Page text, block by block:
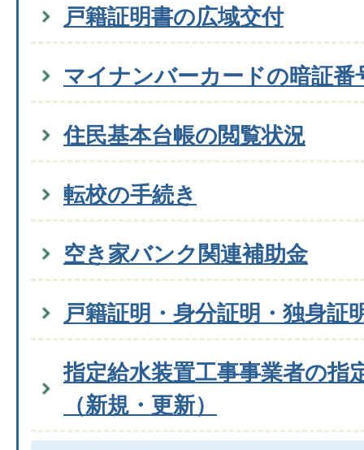
戸籍証明書の広域交付
マイナンバーカードの暗証番
住民基本台帳の閲覧状況
転校の手続き
空き家バンク関連補助金
戸籍証明・身分証明・独身証
指定給水装置工事事業者の指
（新規・更新）